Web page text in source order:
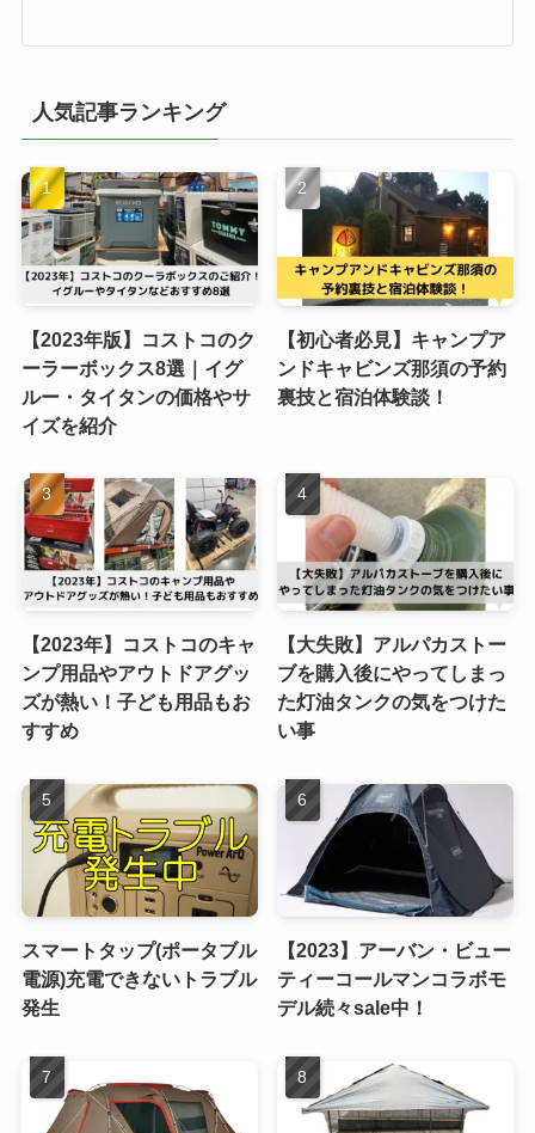
人気記事ランキング
【2023年版】コストコのク
ーラーボックス8選｜イグ
ルー・タイタンの価格やサ
イズを紹介
【初心者必見】キャンプア
ンドキャビンズ那須の予約
裏技と宿泊体験談！
【2023年】コストコのキャ
ンプ用品やアウトドアグッ
ズが熱い！子ども用品もお
すすめ
【大失敗】アルパカストー
ブを購入後にやってしまっ
た灯油タンクの気をつけた
い事
スマートタップ(ポータブル
電源)充電できないトラブル
発生
【2023】アーバン・ビュー
ティーコールマンコラボモ
デル続々sale中！